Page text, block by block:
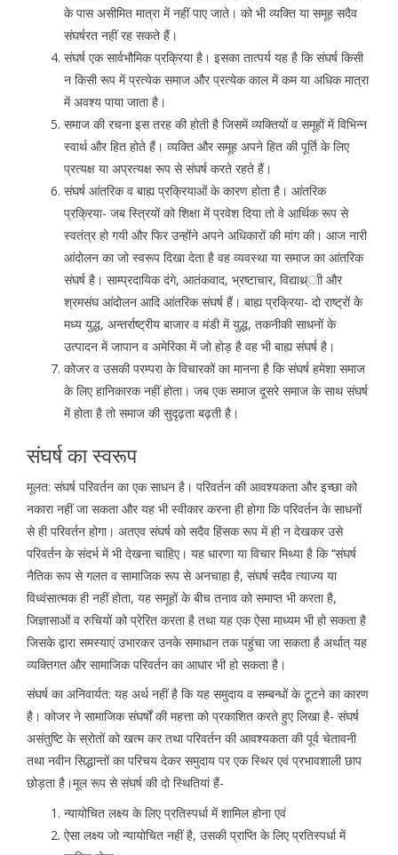
के पास असीमित मात्रा में नहीं पाए जाते। को भी व्यक्ति या समूह सदैव
संघर्षरत नहीं रह सकते हैं।
संघर्ष एक सार्वभौमिक प्रक्रिया है। इसका तात्पर्य यह है कि संघर्ष किसी
न किसी रूप में प्रत्येक समाज और प्रत्येक काल में कम या अधिक मात्रा
में अवश्य पाया जाता है।
समाज की रचना इस तरह की होती है जिसमें व्यक्तियों व समूहों में विभिन्न
स्वार्थ और हित होते हैं। व्यक्ति और समूह अपने हित की पूर्ति के लिए
प्रत्यक्ष या अप्रत्यक्ष रूप से संघर्ष करते रहते हैं।
संघर्ष आंतरिक व बाह्य प्रक्रियाओं के कारण होता है। आंतरिक
प्रक्रिया- जब स्त्रियों को शिक्षा में प्रवेश दिया तो वे आर्थिक रूप से
स्वतंत्र हो गयी और फिर उन्होंने अपने अधिकारों की मांग की। आज नारी
आंदोलन का जो स्वरूप दिखा देता है वह व्यवस्था या समाज का आंतरिक
संघर्ष है। साम्प्रदायिक दंगे, आतंकवाद, भ्रष्टाचार, विद्याथ्र्ाी और
श्रमसंघ आंदोलन आदि आंतरिक संघर्ष हैं। बाह्य प्रक्रिया- दो राष्ट्रों के
मध्य युद्ध, अन्तर्राष्ट्रीय बाजार व मंडी में युद्ध, तकनीकी साधनों के
उत्पादन में जापान व अमेरिका में जो होड़ है वह भी बाह्य संघर्ष है।
कोजर व उसकी परम्परा के विचारकों का मानना है कि संघर्ष हमेशा समाज
के लिए हानिकारक नहीं होता। जब एक समाज दूसरे समाज के साथ संघर्ष
में होता है तो समाज की सुदृढ़ता बढ़ती है।
संघर्ष का स्वरूप
मूलत: संघर्ष परिवर्तन का एक साधन है। परिवर्तन की आवश्यकता और इच्छा को
नकारा नहीं जा सकता और यह भी स्वीकार करना ही होगा कि परिवर्तन के साधनों
से ही परिवर्तन होगा। अतएव संघर्ष को सदैव हिंसक रूप में ही न देखकर उसे
परिवर्तन के संदर्भ में भी देखना चाहिए। यह धारणा या विचार मिथ्या है कि ‘‘संघर्ष
नैतिक रूप से गलत व सामाजिक रूप से अनचाहा है, संघर्ष सदैव त्याज्य या
विध्वंसात्मक ही नहीं होता, यह समूहों के बीच तनाव को समाप्त भी करता है,
जिज्ञासाओं व रुचियों को प्रेरित करता है तथा यह एक ऐसा माध्यम भी हो सकता है
जिसके द्वारा समस्याएं उभारकर उनके समाधान तक पहुंचा जा सकता है अर्थात् यह
व्यक्तिगत और सामाजिक परिवर्तन का आधार भी हो सकता है।
संघर्ष का अनिवार्यत: यह अर्थ नहीं है कि यह समुदाय व सम्बन्धों के टूटने का कारण
है। कोजर ने सामाजिक संघर्षों की महत्ता को प्रकाशित करते हुए लिखा है- संघर्ष
असंतुष्टि के स्रोतों को खत्म कर तथा परिवर्तन की आवश्यकता की पूर्व चेतावनी
तथा नवीन सिद्धान्तों का परिचय देकर समुदाय पर एक स्थिर एवं प्रभावशाली छाप
छोड़ता है।मूल रूप से संघर्ष की दो स्थितियां हैं-
न्यायोचित लक्ष्य के लिए प्रतिस्पर्धा में शामिल होना एवं
ऐसा लक्ष्य जो न्यायोचित नहीं है, उसकी प्राप्ति के लिए प्रतिस्पर्धा में